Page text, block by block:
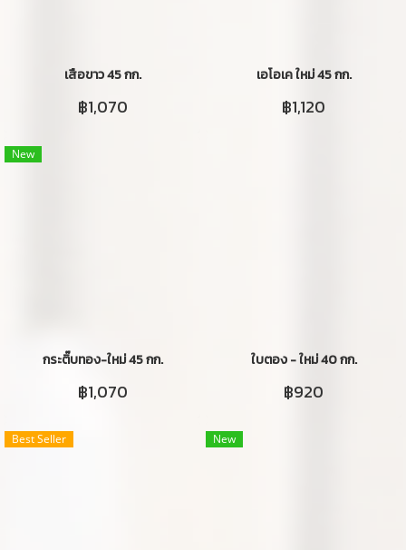
เสือขาว 45 กก.
฿1,070
เอโอเค ใหม่ 45 กก.
฿1,120
New
กระติ๊บทอง-ใหม่ 45 กก.
฿1,070
ใบตอง - ใหม่ 40 กก.
฿920
Best Seller New